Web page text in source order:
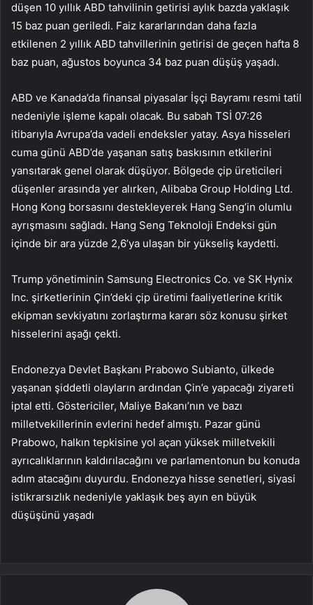
düşen 10 yıllık ABD tahvilinin getirisi aylık bazda yaklaşık
15 baz puan geriledi. Faiz kararlarından daha fazla
etkilenen 2 yıllık ABD tahvillerinin getirisi de geçen hafta 8
baz puan, ağustos boyunca 34 baz puan düşüş yaşadı.
ABD ve Kanada’da finansal piyasalar İşçi Bayramı resmi tatil
nedeniyle işleme kapalı olacak. Bu sabah TSİ 07:26
itibarıyla Avrupa’da vadeli endeksler yatay. Asya hisseleri
cuma günü ABD’de yaşanan satış baskısının etkilerini
yansıtarak genel olarak düşüyor. Bölgede çip üreticileri
düşenler arasında yer alırken, Alibaba Group Holding Ltd.
Hong Kong borsasını destekleyerek Hang Seng’in olumlu
ayrışmasını sağladı. Hang Seng Teknoloji Endeksi gün
içinde bir ara yüzde 2,6’ya ulaşan bir yükseliş kaydetti.
Trump yönetiminin Samsung Electronics Co. ve SK Hynix
Inc. şirketlerinin Çin’deki çip üretimi faaliyetlerine kritik
ekipman sevkiyatını zorlaştırma kararı söz konusu şirket
hisselerini aşağı çekti.
Endonezya Devlet Başkanı Prabowo Subianto, ülkede
yaşanan şiddetli olayların ardından Çin’e yapacağı ziyareti
iptal etti. Göstericiler, Maliye Bakanı’nın ve bazı
milletvekillerinin evlerini hedef almıştı. Pazar günü
Prabowo, halkın tepkisine yol açan yüksek milletvekili
ayrıcalıklarının kaldırılacağını ve parlamentonun bu konuda
adım atacağını duyurdu. Endonezya hisse senetleri, siyasi
istikrarsızlık nedeniyle yaklaşık beş ayın en büyük
düşüşünü yaşadı